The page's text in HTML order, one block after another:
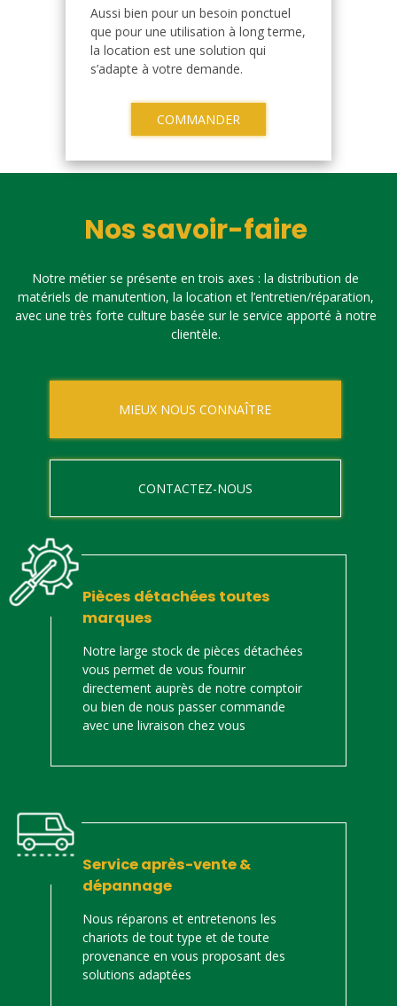
Aussi bien pour un besoin ponctuel
que pour une utilisation à long terme,
la location est une solution qui
s’adapte à votre demande.
COMMANDER
Nos savoir-faire
Notre métier se présente en trois axes : la distribution de
matériels de manutention, la location et l’entretien/réparation,
avec une très forte culture basée sur le service apporté à notre
clientèle.
MIEUX NOUS CONNAÎTRE
CONTACTEZ-NOUS
Pièces détachées toutes
marques
Notre large stock de pièces détachées
vous permet de vous fournir
directement auprès de notre comptoir
ou bien de nous passer commande
avec une livraison chez vous
Service après-vente &
dépannage
Nous réparons et entretenons les
chariots de tout type et de toute
provenance en vous proposant des
solutions adaptées